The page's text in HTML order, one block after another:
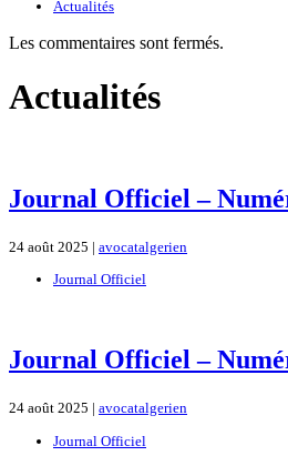
Actualités
Les commentaires sont fermés.
Actualités
Journal Officiel –
24 août 2025 | avocatalgerien
Journal Officiel
Journal Officiel –
24 août 2025 | avocatalgerien
Journal Officiel